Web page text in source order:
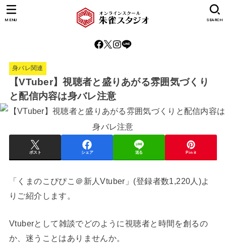
SEARCH
MENU
身バレ関連
【VTuber】視聴者と盛りあがる雰囲気づくり
と配信内容は身バレ注意
ポスト シェア 送る Pin it
「くまのこぴぴこ＠新人Vtuber」(登録者数1,220人)よ
りご紹介します。
Vtuberとして雑談でどのように視聴者と時間を創るの
か、迷うことはありませんか。